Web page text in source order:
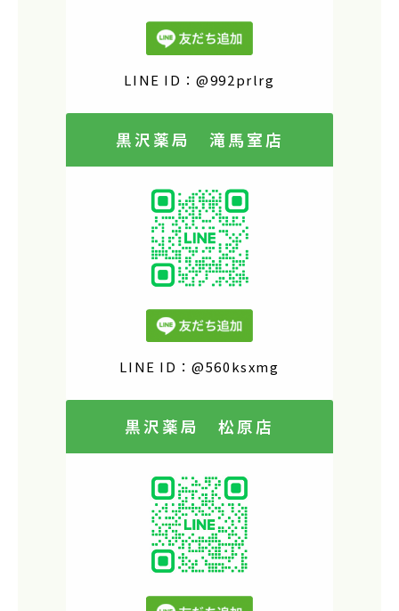
LINE ID：@992prlrg
黒沢薬局 滝馬室店
LINE ID：@560ksxmg
黒沢薬局 松原店